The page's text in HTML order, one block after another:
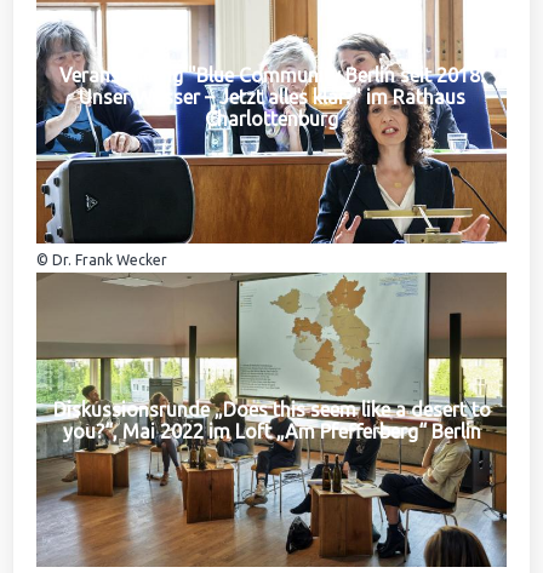
Veranstaltung "Blue Community Berlin seit 2018:
Unser Wasser – Jetzt alles klar?" im Rathaus
Charlottenburg
© Dr. Frank Wecker
Diskussionsrunde „Does this seem like a desert to
you?“, Mai 2022 im Loft „Am Pfefferberg“ Berlin